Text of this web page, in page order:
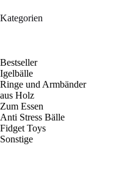
Kategorien
Bestseller
Igelbälle
Ringe und Armbänder
aus Holz
Zum Essen
Anti Stress Bälle
Fidget Toys
Sonstige